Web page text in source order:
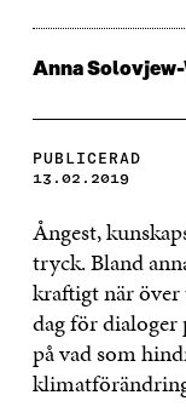
Anna
PUBLICERAD
13.02.2019
Ångest,
tryck. Bland
kraftigt när över
dag för dialoger
på vad som